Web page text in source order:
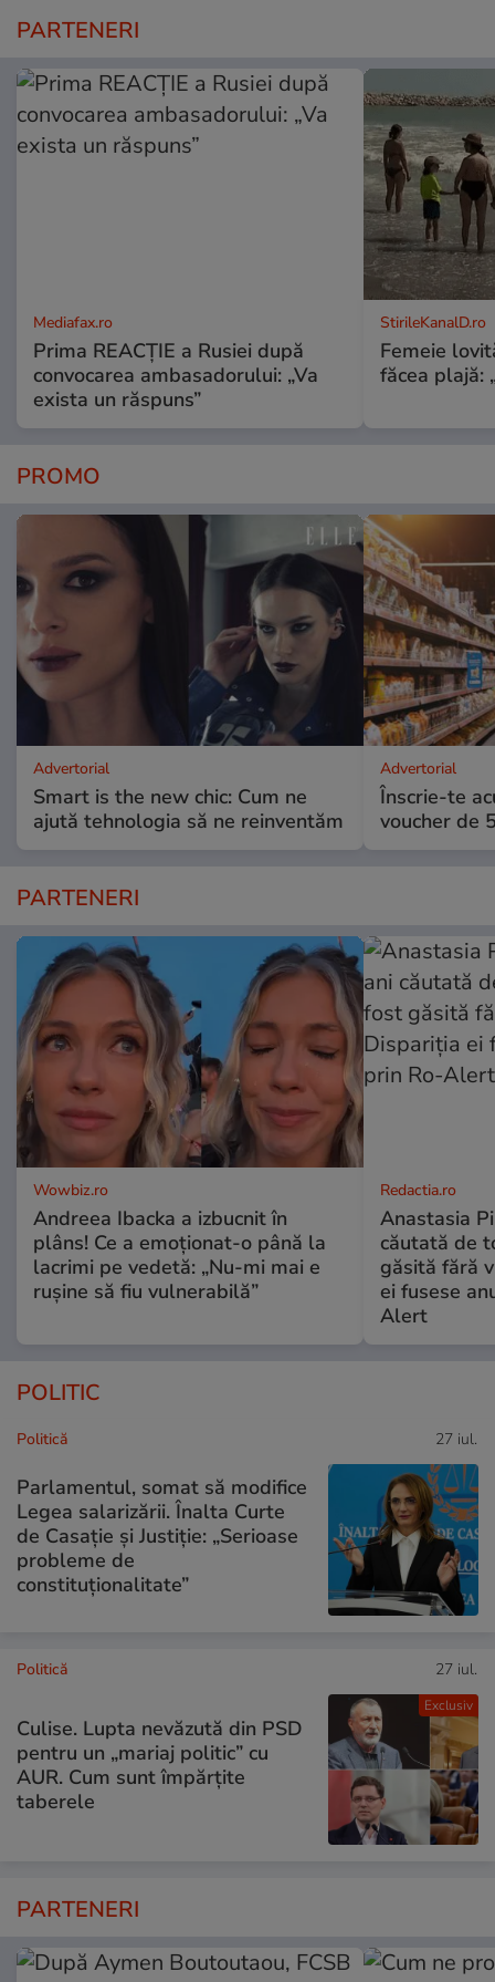
PARTENERI
Mediafax.ro
Prima REACȚIE a Rusiei după
convocarea ambasadorului: „Va
exista un răspuns”
StirileKanalD.ro
Femeie
făcea plajă:
PROMO
Advertorial
Smart is the new chic: Cum ne
ajută tehnologia să ne reinventăm
Advertorial
Înscrie-te
voucher de
PARTENERI
Wowbiz.ro
Andreea Ibacka a izbucnit în
plâns! Ce a emoționat-o până la
lacrimi pe vedetă: „Nu-mi mai e
rușine să fiu vulnerabilă”
Redactia.ro
Anastasia
căutată de
găsită fără
ei fusese
Alert
POLITIC
Politică 27 iul.
Parlamentul, somat să modifice
Legea salarizării. Înalta Curte
de Casație și Justiție: „Serioase
probleme de
constituționalitate”
Exclusiv
Politică 27 iul.
Culise. Lupta nevăzută din PSD
pentru un „mariaj politic” cu
AUR. Cum sunt împărțite
taberele
PARTENERI